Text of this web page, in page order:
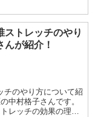
ストレッチのやり
んが紹介！
チのやり方について紹
中村格子さんです。
レッチの効果の理由